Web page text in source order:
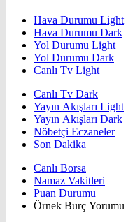
Hava Durumu Light
Hava Durumu Dark
Yol Durumu Light
Yol Durumu Dark
Canlı Tv Light
Canlı Tv Dark
Yayın Akışları Light
Yayın Akışları Dark
Nöbetçi Eczaneler
Son Dakika
Canlı Borsa
Namaz Vakitleri
Puan Durumu
Örnek Burç Yorumu